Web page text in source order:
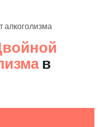
алкоголизма
в